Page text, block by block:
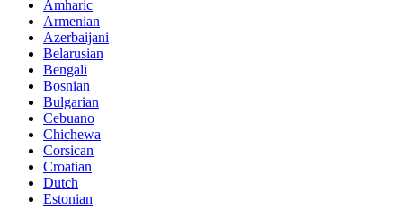
Amharic
Armenian
Azerbaijani
Belarusian
Bengali
Bosnian
Bulgarian
Cebuano
Chichewa
Corsican
Croatian
Dutch
Estonian